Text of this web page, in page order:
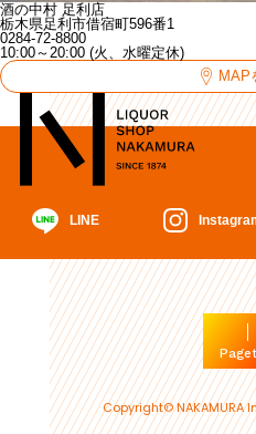
酒の中村 足利店
栃木県足利市借宿町596番1
0284-72-8800
10:00～20:00 (火、水曜定休)
MAP
LINE
Copyright© NAKAMURA